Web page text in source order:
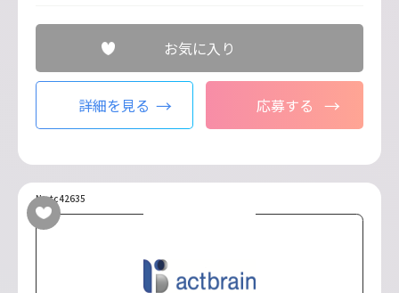
お気に入り
詳細を見る 応募する
No.tc42635